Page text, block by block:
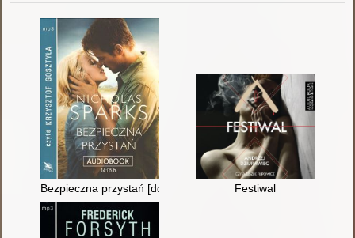
Bezpieczna przystań [dokument dźwiękowy]
Festiwal